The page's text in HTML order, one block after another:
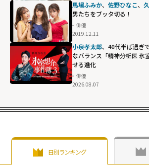
馬場ふみか、 佐野ひなこ、
男たちをブッタ切る！
俳優
2019.12.11
小泉孝太郎、40代半ば過ぎ
なバランス「精神分析医 氷
せる進化
俳優
2026.08.07
日別ランキング